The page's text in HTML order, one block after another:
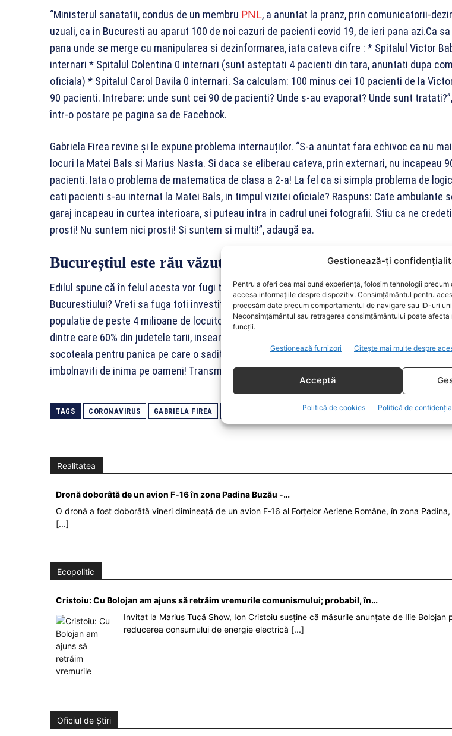
Gestionează-ți
Pentru a oferi cea mai bună experiență, folosim tehnologii
accesa informațiile despre dispozitiv. Consimțământul pentru
procesăm date precum comportamentul de navigare sau ID-uri
Neconsimțământul sau retragerea consimțământului poate
funcții.
Gestionează furnizori Citește mai multe despre
Acceptă
Politică de cookies Politică de
“Ministerul sanatatii, condus de un membru PNL, a anuntat la pranz, prin comunicatorii-
uzuali, ca in Bucuresti au aparut 100 de noi cazuri de pacienti covid 19, de ieri pana azi.Ca
pana unde se merge cu manipularea si dezinformarea, iata cateva cifre : * Spitalul Victor
internari * Spitalul Colentina 0 internari (sunt asteptati 4 pacienti din tara, anuntati dupa
oficiala) * Spitalul Carol Davila 0 internari. Sa calculam: 100 minus cei 10 pacienti de la
90 pacienti. Intrebare: unde sunt cei 90 de pacienti? Unde s-au evaporat? Unde sunt
într-o postare pe pagina sa de Facebook.
Gabriela Firea revine și le expune problema internauților. “S-a anuntat fara echivoc ca nu
locuri la Matei Bals si Marius Nasta. Si daca se eliberau cateva, prin externari, nu incapeau
pacienti. Iata o problema de matematica de clasa a 2-a! La fel ca si simpla problema de
cati pacienti s-au internat la Matei Bals, in timpul vizitei oficiale? Raspuns: Cate ambulante
garaj incapeau in curtea interioara, si puteau intra in cadrul unei fotografii. Stiu ca ne
prosti! Nu suntem nici prosti! Si suntem si multi!”, adaugă ea.
Bucureștiul este rău văzut de investitori
Edilul spune că în felul acesta vor fugi toți investitorii din București. “Cui foloseste
Bucurestiului? Vreti sa fuga toti investitorii din Capitala tarii? Sa se inchida toate
populatie de peste 4 milioane de locuitori, cei 4 mii de pacienti covid internati in Bucuresti, in
dintre care 60% din judetele tarii, inseamna un procent foarte mic. Nici pe departe focar! Veti
socoteala pentru panica pe care o saditi in sufletele romanilor! Si pentru defaimarea
imbolnaviti de inima pe oameni! Transmiteti depresie comunitara!”, încheie Firea.
TAGS CORONAVIRUS GABRIELA FIREA MINISTERUL SĂNĂTĂȚII
Realitatea
Dronă doborâtă de un avion F‑16 în zona Padina Buzău -…
O dronă a fost doborâtă vineri dimineață de un avion F‑16 al Forțelor Aeriene Române, în zona
[...]
Ecopolitic
Cristoiu: Cu Bolojan am ajuns să retrăim vremurile comunismului; probabil, în…
Invitat la Marius Tucă Show, Ion Cristoiu susține că măsurile anunțate de Ilie Bolojan
reducerea consumului de energie electrică [...]
Oficiul de Știri